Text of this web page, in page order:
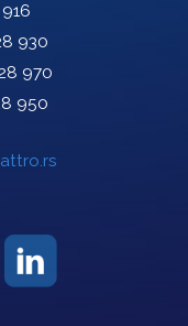
916
930
970
950